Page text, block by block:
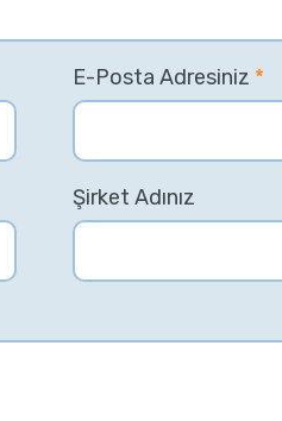
E-Posta Adresiniz *
Şirket Adınız